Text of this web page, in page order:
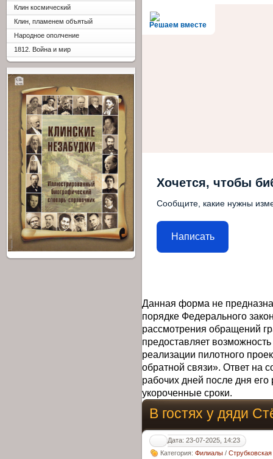
Решаем вместе
Хочется, чтобы
Сообщите, какие нужны
Написать
Данная форма не
порядке Федерального
рассмотрения обращений
предоставляет
реализации пилотного
обратной связи». Ответ на
рабочих дней после дня
укороченные сроки.
В гостях у дяди
Дата: 23-07-2025, 14:23
Категория: Филиалы /
Клин космический
Клин, пламенем объятый
Народное ополчение
1812. Война и мир